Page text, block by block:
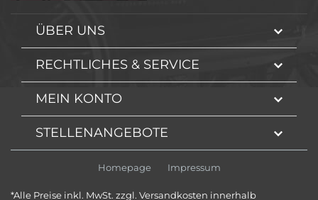
ÜBER UNS
RECHTLICHES & SERVICE
MEIN KONTO
STELLENANGEBOTE
Homepage Impressum
*Alle Preise inkl. MwSt. zzgl. Versandkosten innerhalb